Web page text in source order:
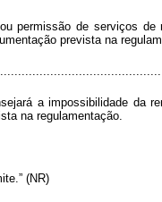
permissão de serviços
prevista na
a impossibilidade da
na regulamentação.
(NR)